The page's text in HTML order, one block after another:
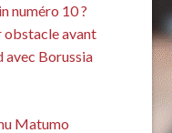
numéro 10 ?
obstacle avant
avec Borussia
Matumo